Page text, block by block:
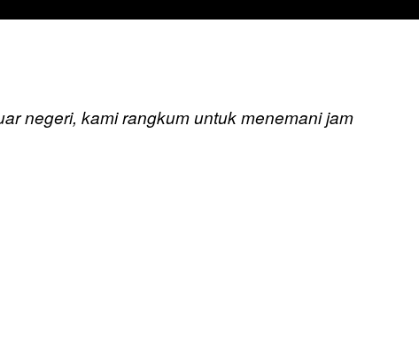
negeri, kami rangkum untuk menemani jam